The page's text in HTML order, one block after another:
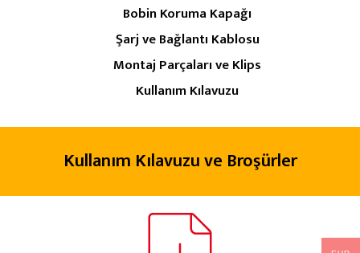
Bobin Koruma Kapağı
Şarj ve Bağlantı Kablosu
Montaj Parçaları ve Klips
Kullanım Kılavuzu
Kullanım Kılavuzu ve Broşürler